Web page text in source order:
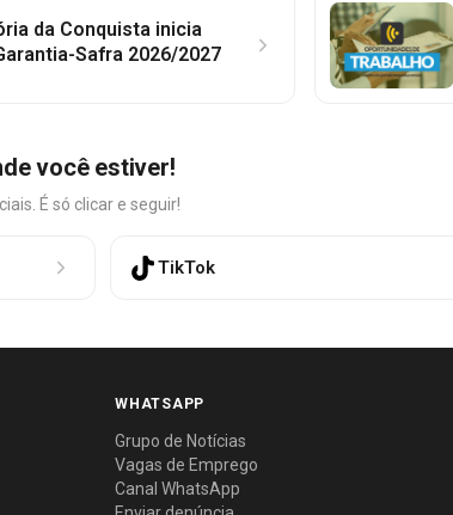
da Conquista inicia
Safra 2026/2027
você estiver!
É só clicar e seguir!
TikTok
WHATSAPP
Grupo de Notícias
Vagas de Emprego
Canal WhatsApp